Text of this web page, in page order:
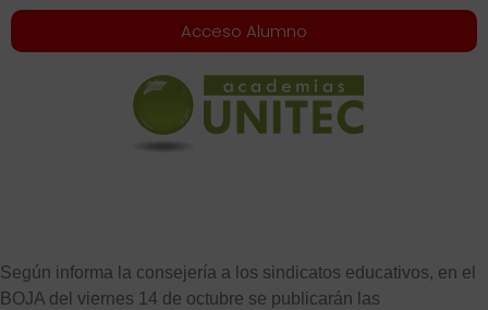
Acceso Alumno
Según informa la consejería a los sindicatos educativos, en el
BOJA del viernes 14 de octubre se publicarán las